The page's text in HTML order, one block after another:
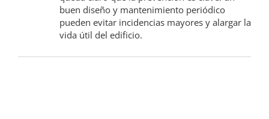
buen diseño y mantenimiento periódico
pueden evitar incidencias mayores y alargar la
vida útil del edificio.